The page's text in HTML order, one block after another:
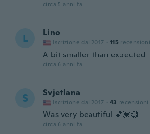
circa 5 anni fa
L Lino
Iscrizione dal 2017 · 115 recensioni
A bit smaller than expected
circa 6 anni fa
S Svjetlana
Iscrizione dal 2017 · 43 recensioni
Was very beautiful 💕💓💞
circa 6 anni fa